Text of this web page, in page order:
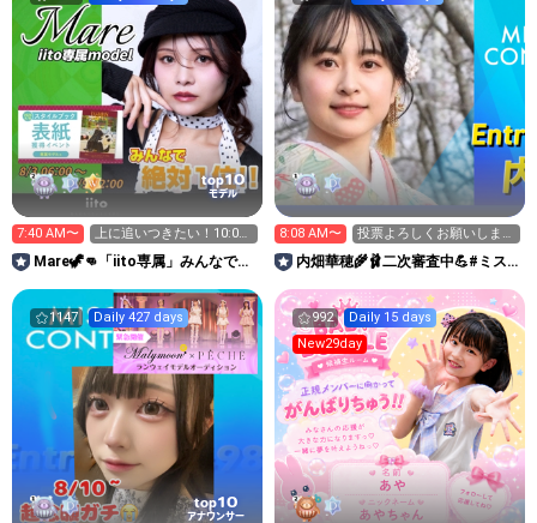
top10
モデル
7:40 AM〜
上に追いつきたい！10:00
迄、次12:50🦖👊
Mare🦖👊「iito専属」みんなで表
8:08 AM〜
投票よろしくお願いしま
す‼️ガチイベ〜💪🔥
内畑華穂🌾🩰二次審査中💪#ミス
1147 Daily 427 days
top10
アナウンサー
992
Daily 15 days
New29day